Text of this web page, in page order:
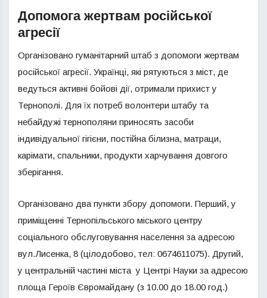
Допомога жертвам російської
агресії
Організовано гуманітарний штаб з допомоги жертвам
російської агресії. Українці, які рятуються з міст, де
ведуться активні бойові дії, отримали прихист у
Тернополі. Для їх потреб волонтери штабу та
небайдужі тернополяни приносять засоби
індивідуальної гігієни, постійна білизна, матраци,
карімати, спальники, продукти харчування довгого
зберігання.
Організовано два пункти збору допомоги. Перший, у
приміщенні Тернопільського міського центру
соціального обслуговування населення за адресою
вул.Лисенка, 8 (цілодобово, тел: 0674611075). Другий,
у центральній частині міста у Центрі Науки за адресою
площа Героїв Євромайдану (з 10.00 до 18.00 год.)